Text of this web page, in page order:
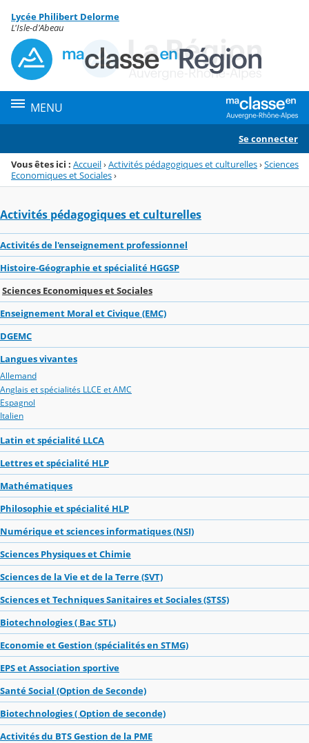
Menu de la rubrique
Contenu
Lycée Philibert Delorme
L'Isle-d'Abeau
MENU
Se connecter
Vous êtes ici : Accueil›Activités pédagogiques et culturelles›Sciences
Economiques et Sociales›
Activités pédagogiques et culturelles
Activités de l'enseignement professionnel
Histoire-Géographie et spécialité HGGSP
Sciences Economiques et Sociales
Enseignement Moral et Civique (EMC)
DGEMC
Langues vivantes
Allemand
Anglais et spécialités LLCE et AMC
Espagnol
Italien
Latin et spécialité LLCA
Lettres et spécialité HLP
Mathématiques
Philosophie et spécialité HLP
Numérique et sciences informatiques (NSI)
Sciences Physiques et Chimie
Sciences de la Vie et de la Terre (SVT)
Sciences et Techniques Sanitaires et Sociales (STSS)
Biotechnologies ( Bac STL)
Economie et Gestion (spécialités en STMG)
EPS et Association sportive
Santé Social (Option de Seconde)
Biotechnologies ( Option de seconde)
Activités du BTS Gestion de la PME